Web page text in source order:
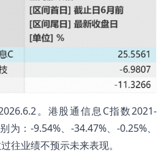
。港股通信息C指数2021-
为：-9.54%、-34.47%、-0.25%、
往业绩不预示未来表现。